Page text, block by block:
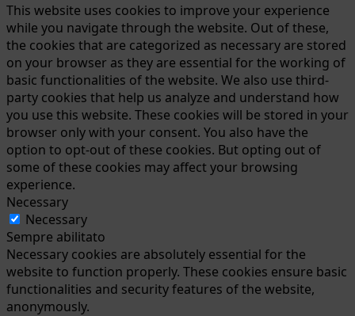
This website uses cookies to improve your experience
while you navigate through the website. Out of these,
the cookies that are categorized as necessary are stored
on your browser as they are essential for the working of
basic functionalities of the website. We also use third-
party cookies that help us analyze and understand how
you use this website. These cookies will be stored in your
browser only with your consent. You also have the
option to opt-out of these cookies. But opting out of
some of these cookies may affect your browsing
experience.
Necessary
Necessary
Sempre abilitato
Necessary cookies are absolutely essential for the
website to function properly. These cookies ensure basic
functionalities and security features of the website,
anonymously.